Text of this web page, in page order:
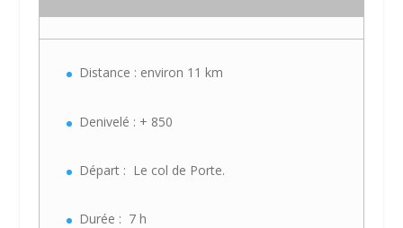
Distance : environ 11 km
Denivelé : + 850
Départ : Le col de Porte.
Durée : 7 h